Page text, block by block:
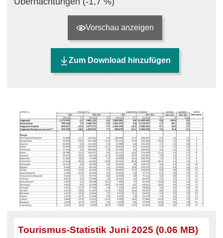
Vorschau anzeigen
Zum Download hinzufügen
Tourismus-Statistik Juni 2025 (0.06 MB)